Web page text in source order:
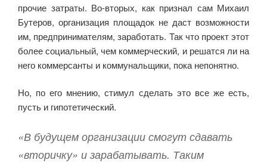
прочие затраты. Во-вторых, как признал сам Михаил
Бутеров, организация площадок не даст возможности
им, предпринимателям, заработать. Так что проект этот
более социальный, чем коммерческий, и решатся ли на
него коммерсанты и коммунальщики, пока непонятно.
Но, по его мнению, стимул сделать это все же есть,
пусть и гипотетический.
«В будущем организации смогут сдавать
«вторичку» и зарабатывать. Таким